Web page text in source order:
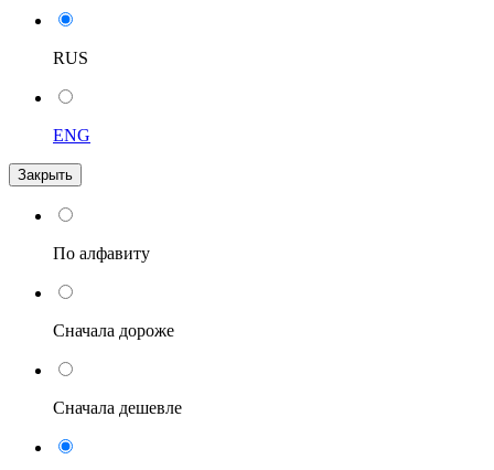
RUS
ENG
Закрыть
По алфавиту
Сначала дороже
Сначала дешевле